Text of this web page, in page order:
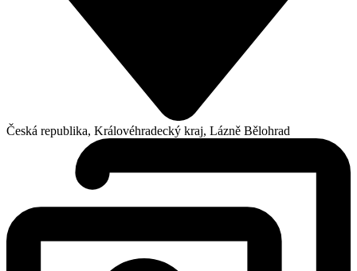
Česká republika, Královéhradecký kraj, Lázně Bělohrad